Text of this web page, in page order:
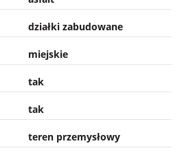
działki zabudowane
miejskie
tak
tak
teren przemysłowy